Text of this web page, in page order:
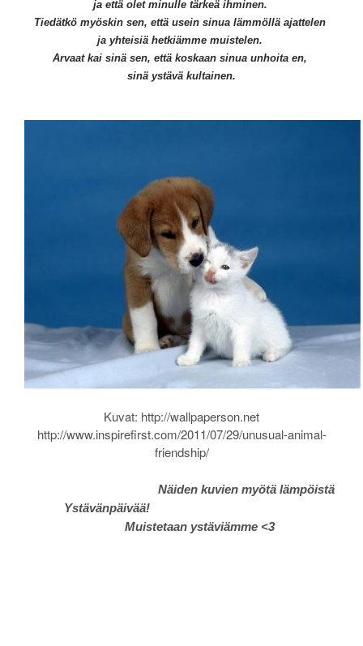
ja että olet minulle tärkeä ihminen.
Tiedätkö myöskin sen, että usein sinua lämmöllä ajattelen
ja yhteisiä hetkiämme muistelen.
Arvaat kai sinä sen, että koskaan sinua unhoita en,
sinä ystävä kultainen.
Kuvat: http://wallpaperson.net
http://www.inspirefirst.com/2011/07/29/unusual-animal-
friendship/
Näiden kuvien myötä lämpöistä
Ystävänpäivää!
Muistetaan ystäviämme <3